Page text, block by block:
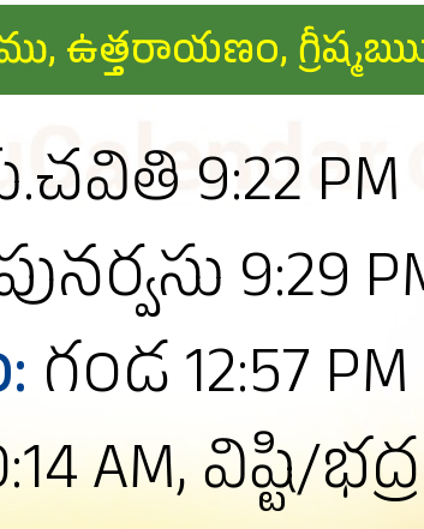
ఉత్తరాయణం,
9:22 PM
9:29
గండ 12:57 PM
AM, విష్టి/